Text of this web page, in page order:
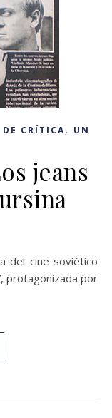
DE CRÍTICA, UN
jeans
protagonizada por